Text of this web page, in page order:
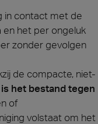
in contact met de
en het per ongeluk
zonder gevolgen
de compacte, niet-
het bestand tegen
of
volstaat om het